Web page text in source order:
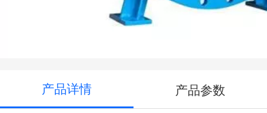
产品详情 产品参数